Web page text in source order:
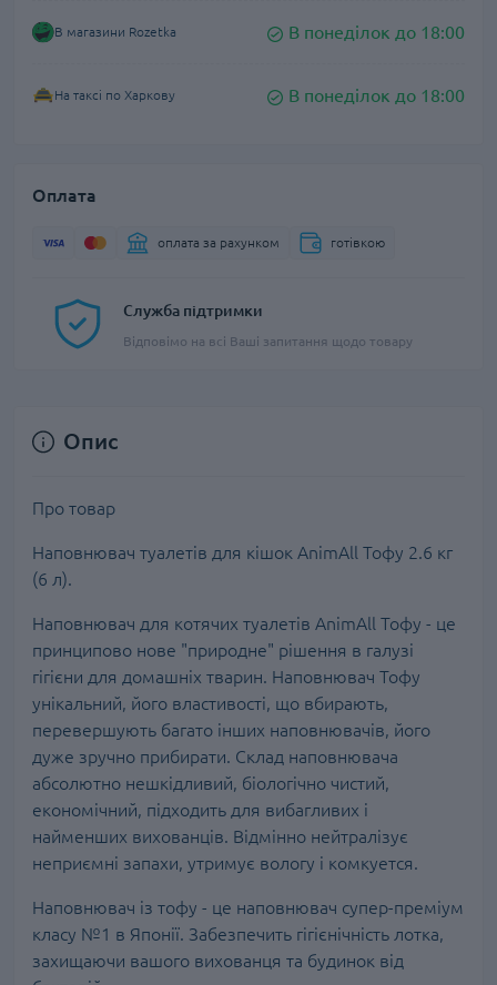
В магазини Rozetka В понеділок до 18:00
На таксі по Харкову В понеділок до 18:00
Оплата
оплата за рахунком готівкою
Служба підтримки
Відповімо на всі Ваші запитання щодо товару
Опис
Про товар
Наповнювач туалетів для кішок AnimAll Тофу 2.6 кг
(6 л).
Наповнювач для котячих туалетів AnimAll Тофу - це
принципово нове "природне" рішення в галузі
гігієни для домашніх тварин. Наповнювач Тофу
унікальний, його властивості, що вбирають,
перевершують багато інших наповнювачів, його
дуже зручно прибирати. Склад наповнювача
абсолютно нешкідливий, біологічно чистий,
економічний, підходить для вибагливих і
найменших вихованців. Відмінно нейтралізує
неприємні запахи, утримує вологу і комкуется.
Наповнювач із тофу - це наповнювач супер-преміум
класу №1 в Японії. Забезпечить гігієнічність лотка,
захищаючи вашого вихованця та будинок від